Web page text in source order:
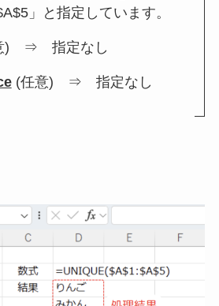
」と指定しています。
) ⇒ 指定なし
(任意) ⇒ 指定なし